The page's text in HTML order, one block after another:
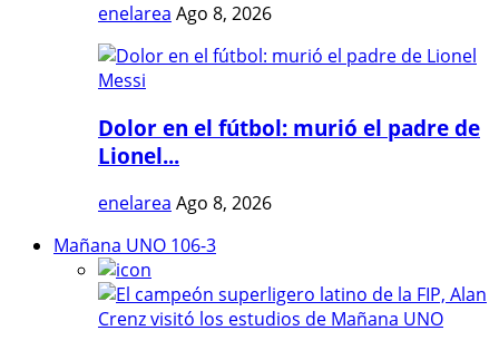
enelarea Ago 8, 2026
Dolor en el fútbol: murió el padre de
Lionel...
enelarea Ago 8, 2026
Mañana UNO 106-3